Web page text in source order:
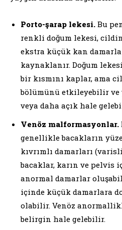
Porto-şarap lekesi. Bu
renkli doğum lekesi,
ekstra küçük kan
kaynaklanır. Doğum
bir kısmını kaplar, ama
bölümünü etkileyebilir
veya daha açık hale
Venöz malformasyonlar.
genellikle bacakların
kıvrımlı damarları
bacaklar, karın ve pelvis
anormal damarlar
içinde küçük damarlara
olabilir. Venöz
belirgin hale gelebilir.